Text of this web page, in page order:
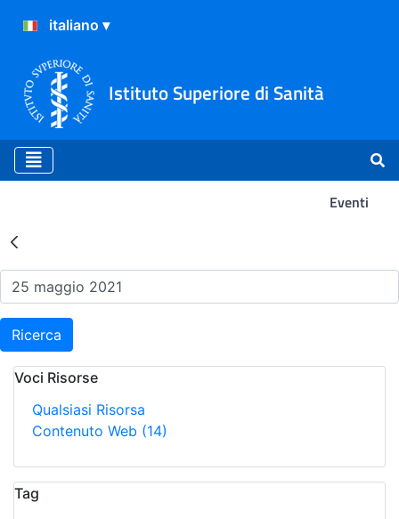
Istituto Superiore di Sanità
Eventi
Risultati della Ricerca -
Ricerca
Voci Risorse
Qualsiasi Risorsa
Contenuto Web (14)
Tag